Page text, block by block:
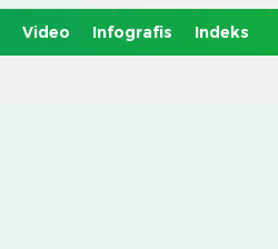
Video Infografis Indeks